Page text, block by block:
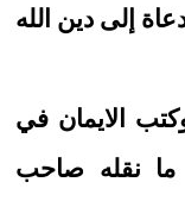
إلى دين الله
الايمان في
ما نقله صاحب